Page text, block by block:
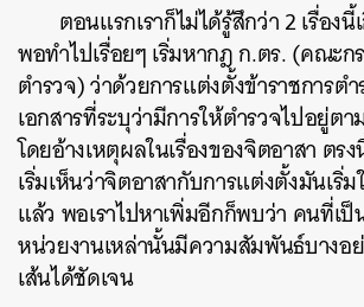
ตอนแรกเราก็ไม่ได้รู้สึกว่า 2 เรื่อง
พอทำไปเรื่อยๆ เริ่มหากฎ ก.ตร. (คณะก
ตำรวจ) ว่าด้วยการแต่งตั้งข้าราชการต
เอกสารที่ระบุว่ามีการให้ตำรวจไปอยู่ต
โดยอ้างเหตุผลในเรื่องของจิตอาสา ตร
เริ่มเห็นว่าจิตอาสากับการแต่งตั้งมันเริ่
แล้ว พอเราไปหาเพิ่มอีกก็พบว่า คนที่เ
หน่วยงานเหล่านั้นมีความสัมพันธ์บางอย่
เส้นได้ชัดเจน